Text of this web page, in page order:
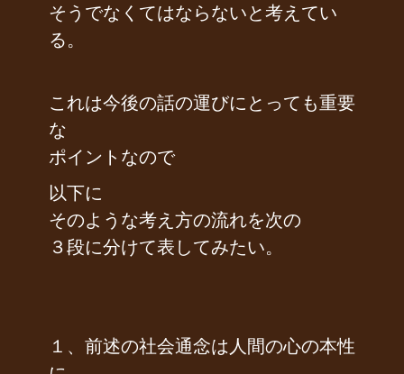
そうでなくてはならないと考えてい
る。
これは今後の話の運びにとっても重要
な
ポイントなので
以下に
そのような考え方の流れを次の
３段に分けて表してみたい。
１、前述の社会通念は人間の心の本性